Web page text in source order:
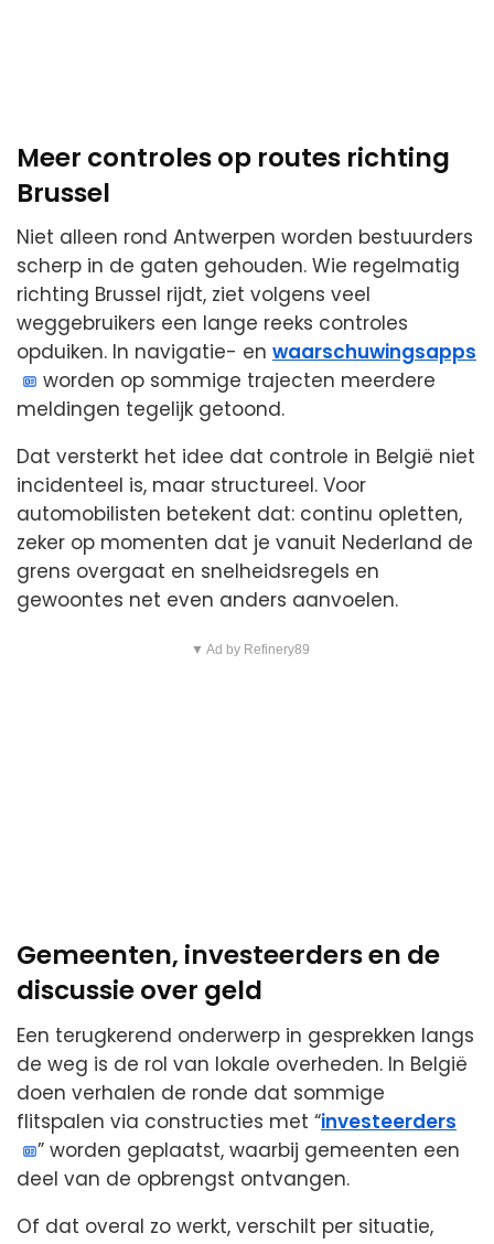
Meer controles op routes richting
Brussel
Niet alleen rond Antwerpen worden bestuurders
scherp in de gaten gehouden. Wie regelmatig
richting Brussel rijdt, ziet volgens veel
weggebruikers een lange reeks controles
opduiken. In navigatie- en waarschuwingsapps
worden op sommige trajecten meerdere
meldingen tegelijk getoond.
Dat versterkt het idee dat controle in België niet
incidenteel is, maar structureel. Voor
automobilisten betekent dat: continu opletten,
zeker op momenten dat je vanuit Nederland de
grens overgaat en snelheidsregels en
gewoontes net even anders aanvoelen.
▼ Ad by Refinery89
Gemeenten, investeerders en de
discussie over geld
Een terugkerend onderwerp in gesprekken langs
de weg is de rol van lokale overheden. In België
doen verhalen de ronde dat sommige
flitspalen via constructies met “investeerders
” worden geplaatst, waarbij gemeenten een
deel van de opbrengst ontvangen.
Of dat overal zo werkt, verschilt per situatie,